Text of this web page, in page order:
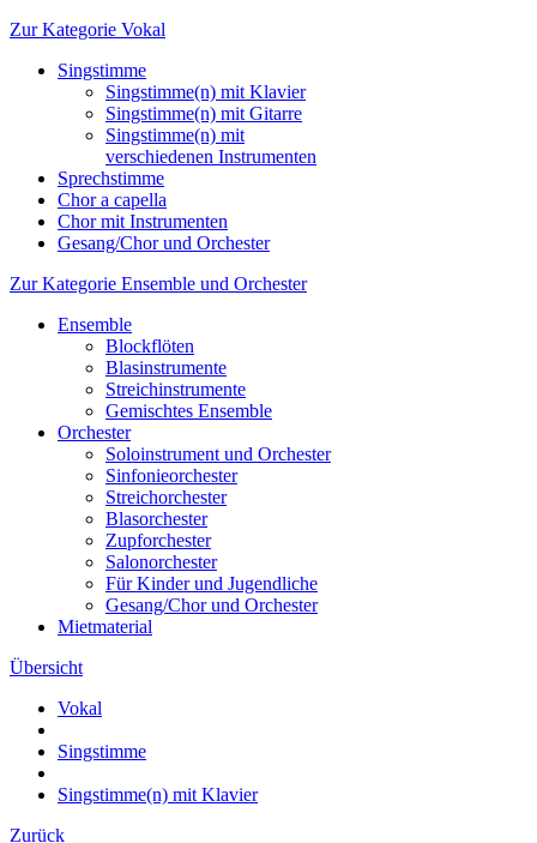
Zur Kategorie Vokal
Singstimme
Singstimme(n) mit Klavier
Singstimme(n) mit Gitarre
Singstimme(n) mit
verschiedenen Instrumenten
Sprechstimme
Chor a capella
Chor mit Instrumenten
Gesang/Chor und Orchester
Zur Kategorie Ensemble und Orchester
Ensemble
Blockflöten
Blasinstrumente
Streichinstrumente
Gemischtes Ensemble
Orchester
Soloinstrument und Orchester
Sinfonieorchester
Streichorchester
Blasorchester
Zupforchester
Salonorchester
Für Kinder und Jugendliche
Gesang/Chor und Orchester
Mietmaterial
Übersicht
Vokal
Singstimme
Singstimme(n) mit Klavier
Zurück